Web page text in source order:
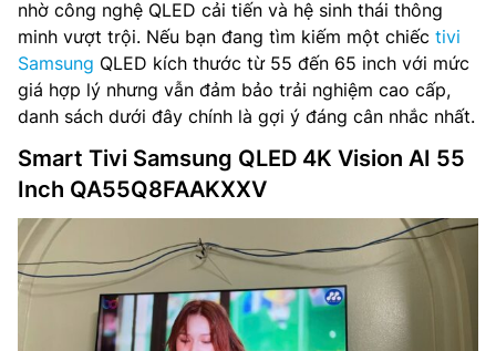
nhờ công nghệ QLED cải tiến và hệ sinh thái thông
minh vượt trội. Nếu bạn đang tìm kiếm một chiếc tivi
Samsung QLED kích thước từ 55 đến 65 inch với mức
giá hợp lý nhưng vẫn đảm bảo trải nghiệm cao cấp,
danh sách dưới đây chính là gợi ý đáng cân nhắc nhất.
Smart Tivi Samsung QLED 4K Vision AI 55
Inch QA55Q8FAAKXXV